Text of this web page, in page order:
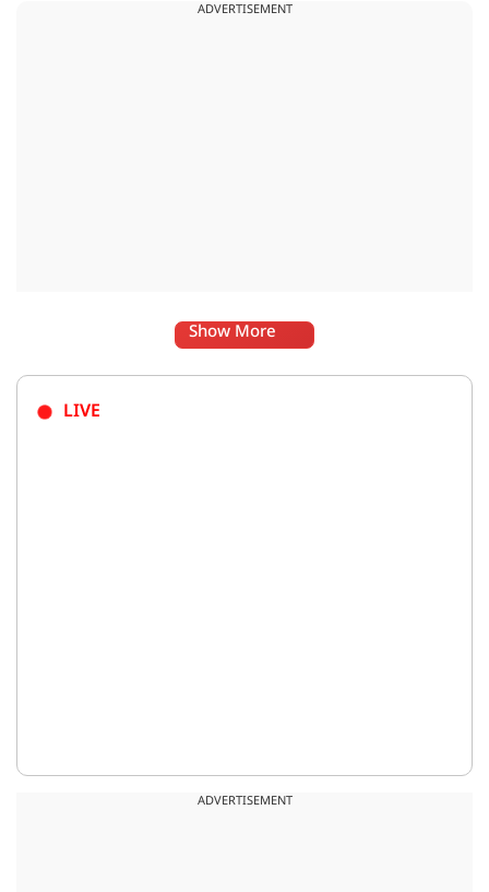
यहां तक गंभीर हैं कि बच्चों के पास ऑनलाइन फूड नहीं जा पा रहा है. ऐसी
ADVERTISEMENT
Show More
LIVE
ADVERTISEMENT